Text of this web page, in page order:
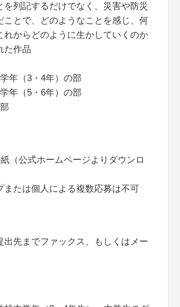
列記するだけでなく、災害や防災
ことで、どのようなことを感じ、何
れからどのように生かしていくのか
た作品
年（3・4年）の部
年（5・6年）の部
（公式ホームページよりダウンロ
たは個人による複数応募は不可
出先までファックス、もしくはメー